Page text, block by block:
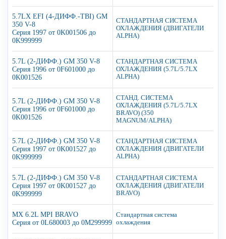
5.7LX EFI (4-ДИФФ.-TBI) GM
350 V-8
Серия 1997 от 0K001506 до
0K999999
СТАНДАРТНАЯ СИСТЕМА
ОХЛАЖДЕНИЯ (ДВИГАТЕЛИ
ALPHA)
5.7L (2-ДИФФ.) GM 350 V-8
Серия 1996 от 0F601000 до
0K001526
СТАНДАРТНАЯ СИСТЕМА
ОХЛАЖДЕНИЯ (5.7L/5.7LX
ALPHA)
5.7L (2-ДИФФ.) GM 350 V-8
Серия 1996 от 0F601000 до
0K001526
СТАНД. СИСТЕМА
ОХЛАЖДЕНИЯ (5.7L/5.7LX
BRAVO) (350
MAGNUM/ALPHA)
5.7L (2-ДИФФ.) GM 350 V-8
Серия 1997 от 0K001527 до
0K999999
СТАНДАРТНАЯ СИСТЕМА
ОХЛАЖДЕНИЯ (ДВИГАТЕЛИ
ALPHA)
5.7L (2-ДИФФ.) GM 350 V-8
Серия 1997 от 0K001527 до
0K999999
СТАНДАРТНАЯ СИСТЕМА
ОХЛАЖДЕНИЯ (ДВИГАТЕЛИ
BRAVO)
MX 6.2L MPI BRAVO
Серия от 0L680003 до 0M299999
Стандартная система
охлаждения